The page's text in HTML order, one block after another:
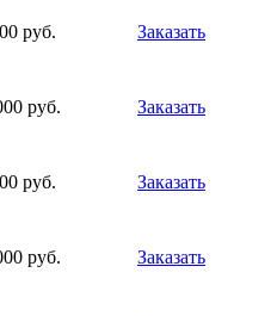
руб. Заказать
руб. Заказать
руб. Заказать
руб. Заказать